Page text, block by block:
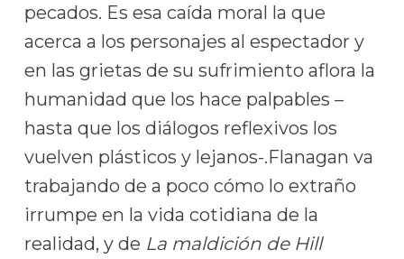
pecados. Es esa caída moral la que
acerca a los personajes al espectador y
en las grietas de su sufrimiento aflora la
humanidad que los hace palpables –
hasta que los diálogos reflexivos los
vuelven plásticos y lejanos-.Flanagan va
trabajando de a poco cómo lo extraño
irrumpe en la vida cotidiana de la
realidad, y de La maldición de Hill